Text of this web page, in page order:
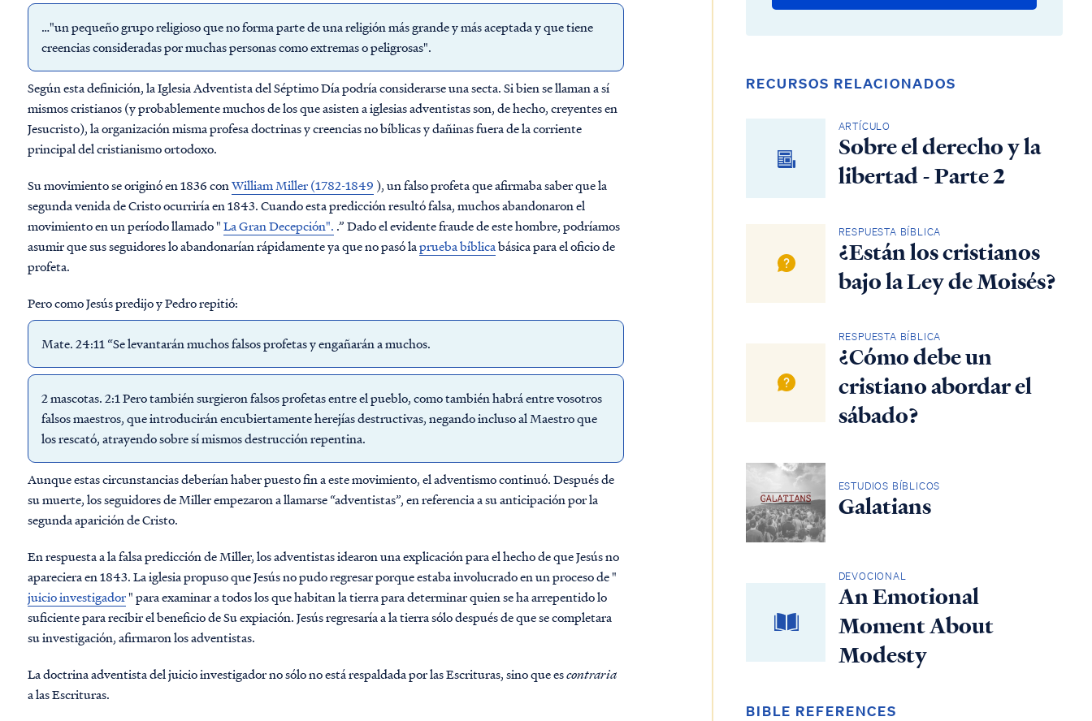
…"un pequeño grupo religioso que no forma parte de una religión más grande y más aceptada y que tiene
creencias consideradas por muchas personas como extremas o peligrosas".
Según esta definición, la Iglesia Adventista del Séptimo Día podría considerarse una secta. Si bien se llaman a sí
mismos cristianos (y probablemente muchos de los que asisten a iglesias adventistas son, de hecho, creyentes en
Jesucristo), la organización misma profesa doctrinas y creencias no bíblicas y dañinas fuera de la corriente
principal del cristianismo ortodoxo.
Su movimiento se originó en 1836 conWilliam Miller (1782-1849 ), un falso profeta que afirmaba saber que la
segunda venida de Cristo ocurriría en 1843. Cuando esta predicción resultó falsa, muchos abandonaron el
movimiento en un período llamado "La Gran Decepción". .” Dado el evidente fraude de este hombre, podríamos
asumir que sus seguidores lo abandonarían rápidamente ya que no pasó laprueba bíblicabásica para el oficio de
profeta.
Pero como Jesús predijo y Pedro repitió:
Mate. 24:11 “Se levantarán muchos falsos profetas y engañarán a muchos.
2 mascotas. 2:1 Pero también surgieron falsos profetas entre el pueblo, como también habrá entre vosotros
falsos maestros, que introducirán encubiertamente herejías destructivas, negando incluso al Maestro que
los rescató, atrayendo sobre sí mismos destrucción repentina.
Aunque estas circunstancias deberían haber puesto fin a este movimiento, el adventismo continuó. Después de
su muerte, los seguidores de Miller empezaron a llamarse “adventistas”, en referencia a su anticipación por la
segunda aparición de Cristo.
En respuesta a la falsa predicción de Miller, los adventistas idearon una explicación para el hecho de que Jesús no
apareciera en 1843. La iglesia propuso que Jesús no pudo regresar porque estaba involucrado en un proceso de "
juicio investigador" para examinar a todos los que habitan la tierra para determinar quien se ha arrepentido lo
suficiente para recibir el beneficio de Su expiación. Jesús regresaría a la tierra sólo después de que se completara
su investigación, afirmaron los adventistas.
La doctrina adventista del juicio investigador no sólo no está respaldada por las Escrituras, sino que escontraria
a las Escrituras.
RECURSOS RELACIONADOS
ARTÍCULO
Sobre el derecho y la
libertad - Parte 2
RESPUESTA BÍBLICA
¿Están los cristianos
bajo la Ley de Moisés?
RESPUESTA BÍBLICA
¿Cómo debe un
cristiano abordar el
sábado?
ESTUDIOS BÍBLICOS
Galatians
DEVOCIONAL
An Emotional
Moment About
Modesty
BIBLE REFERENCES